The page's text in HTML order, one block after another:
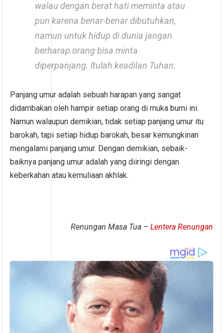
walau dengan berat hati meminta atau
pun karena benar-benar dibutuhkan,
namun untuk hidup di dunia jangan
berharap orang bisa minta
diperpanjang. ltulah keadilan Tuhan.
Panjang umur adalah sebuah harapan yang sangat
didambakan oleh hampir setiap orang di muka bumi ini.
Namun walaupun demikian, tidak setiap panjang umur itu
barokah, tapi setiap hidup barokah, besar kemungkinan
mengalami panjang umur. Dengan demikian, sebaik-
baiknya panjang umur adalah yang diiringi dengan
keberkahan atau kemuliaan akhlak.
Renungan Masa Tua – Lentera Renungan